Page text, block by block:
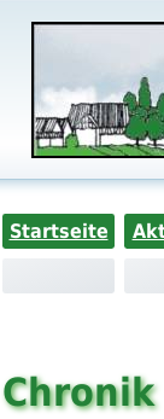
Startseite